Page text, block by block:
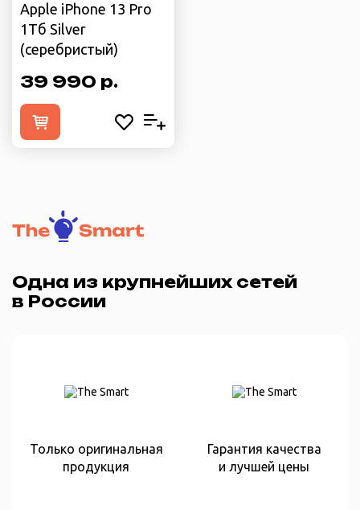
Apple iPhone 13 Pro
1Тб Silver
(cеребристый)
39 990 р.
Одна из крупнейших сетей
в России
Только оригинальная
продукция
Гарантия качества
и лучшей цены